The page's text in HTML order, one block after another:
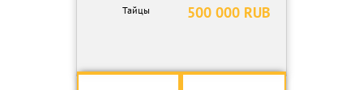
500 000 RUB
Тайцы